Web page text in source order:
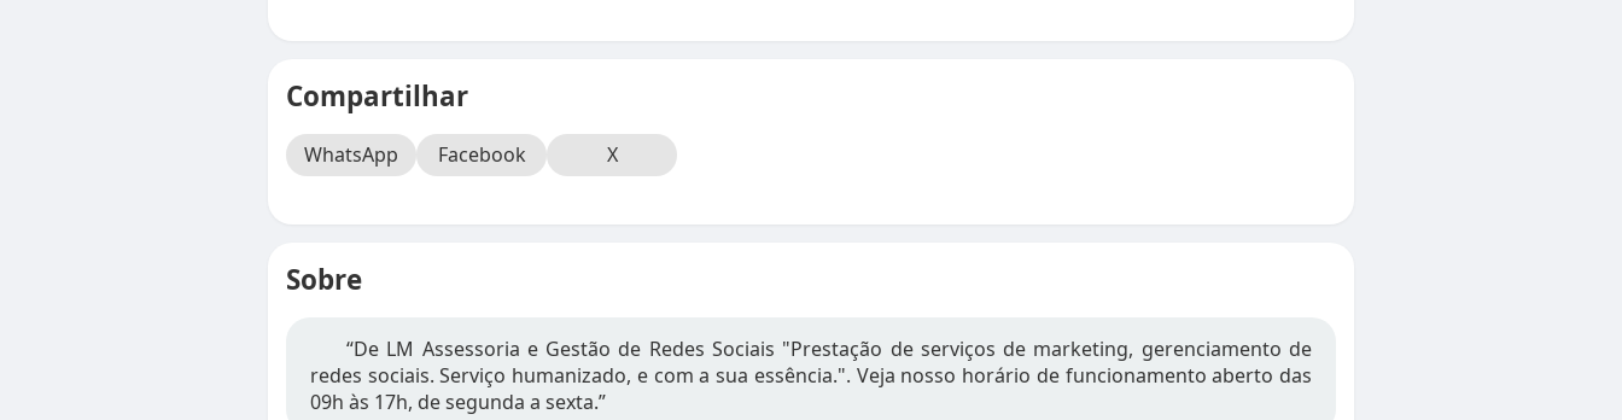
Compartilhar
WhatsApp Facebook X
Sobre
“De LM Assessoria e Gestão de Redes Sociais "Prestação de serviços de marketing, gerenciamento de
redes sociais. Serviço humanizado, e com a sua essência.". Veja nosso horário de funcionamento aberto das
09h às 17h, de segunda a sexta.”